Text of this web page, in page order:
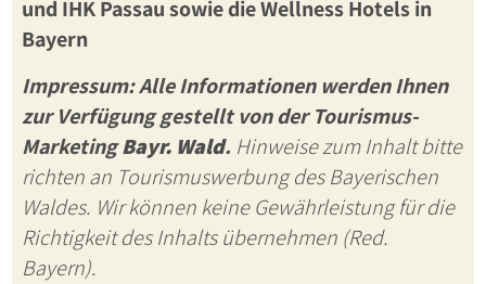
und IHK Passau sowie dieWellness Hotels in
Bayern
Impressum: Alle Informationen werden Ihnen
zur Verfügung gestellt von der Tourismus-
MarketingBayr. Wald. Hinweise zum Inhalt bitte
richten an Tourismuswerbung des Bayerischen
Waldes. Wir können keine Gewährleistung für die
Richtigkeit des Inhalts übernehmen (Red.
Bayern).